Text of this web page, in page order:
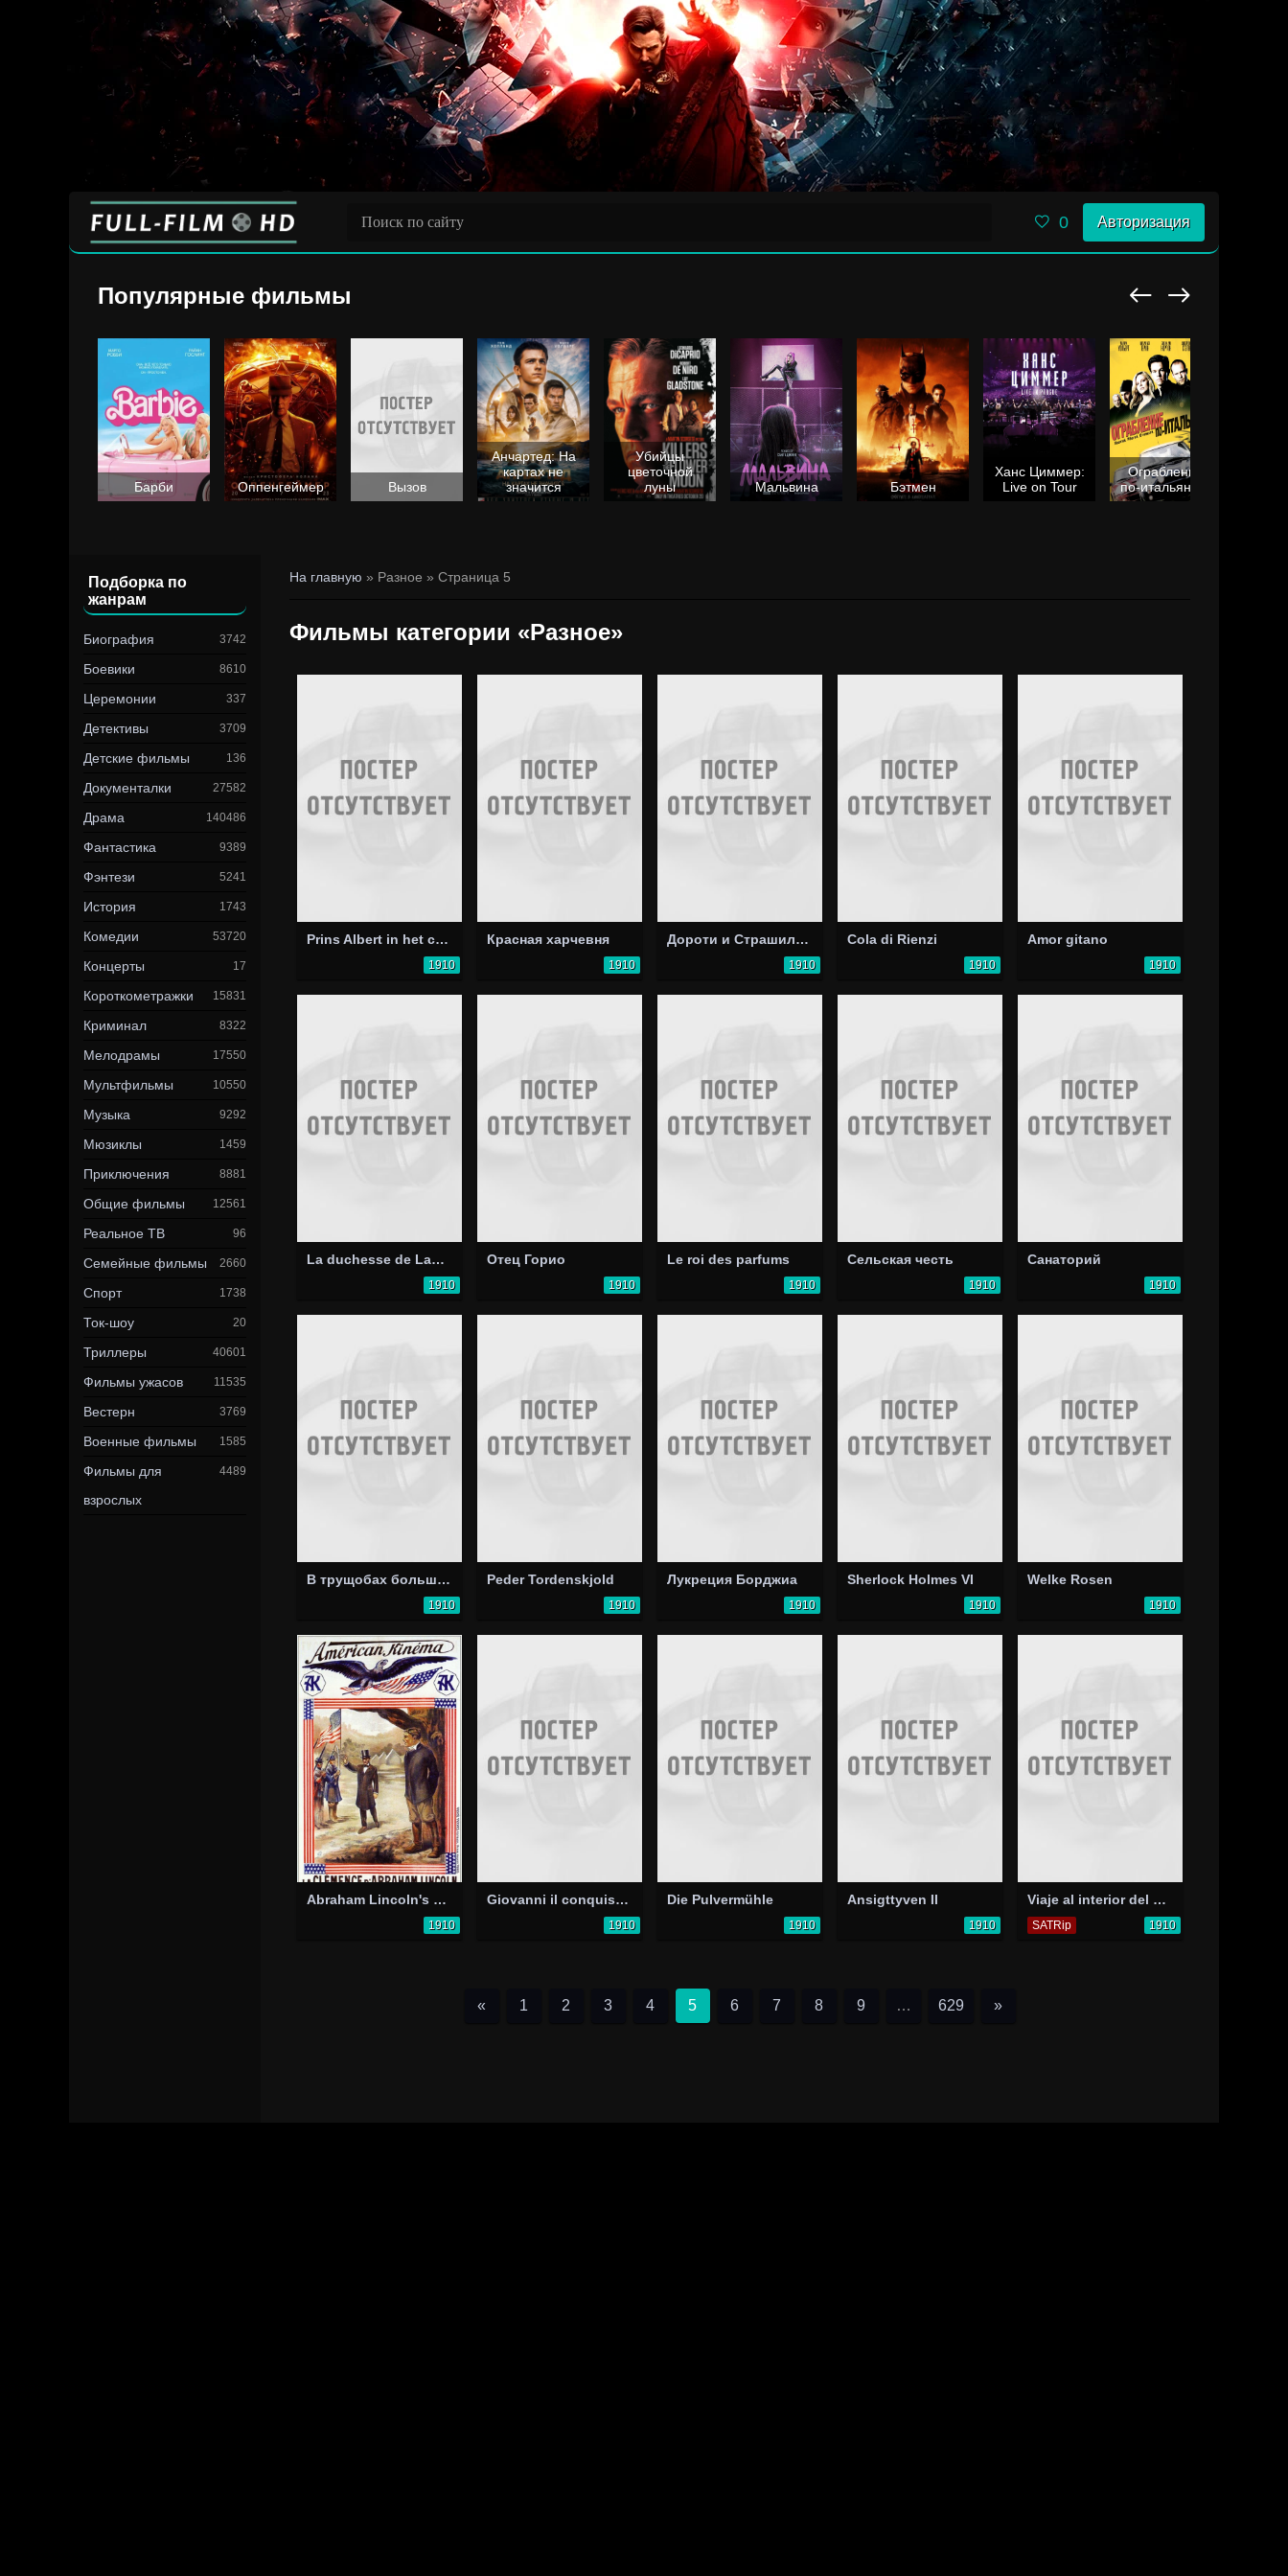
0 Авторизация
Популярные фильмы
Барби Оппенгеймер Вызов
Анчартед: На
картах не
значится
Убийцы
цветочной
луны
Мальвина Бэтмен
Ханс Циммер:
Live on Tour
Ограбление
по-итальянски
Подборка по
жанрам
Биография 3742
Боевики 8610
Церемонии 337
Детективы 3709
Детские фильмы 136
Документалки 27582
Драма 140486
Фантастика 9389
Фэнтези 5241
История 1743
Комедии 53720
Концерты 17
Короткометражки 15831
Криминал 8322
Мелодрамы 17550
Мультфильмы 10550
Музыка 9292
Мюзиклы 1459
Приключения 8881
Общие фильмы 12561
Реальное ТВ 96
Семейные фильмы 2660
Спорт 1738
Ток-шоу 20
Триллеры 40601
Фильмы ужасов 11535
Вестерн 3769
Военные фильмы 1585
Фильмы для
взрослых
4489
На главную » Разное » Страница 5
Фильмы категории «Разное»
Prins Albert in het centrum van Kongo
1910
Красная харчевня
1910
Дороти и Страшила в стране Оз
1910
Cola di Rienzi
1910
Amor gitano
1910
La duchesse de Langeais
1910
Отец Горио
1910
Le roi des parfums
1910
Сельская честь
1910
Санаторий
1910
В трущобах большого города
1910
Peder Tordenskjold
1910
Лукреция Борджиа
1910
Sherlock Holmes VI
1910
Welke Rosen
1910
Abraham Lincoln's Clemency
1910
Giovanni il conquistatore
1910
Die Pulvermühle
1910
Ansigttyven II
1910
Viaje al interior del Perú
SATRip 1910
« 1 2 3 4 5 6 7 8 9 … 629 »